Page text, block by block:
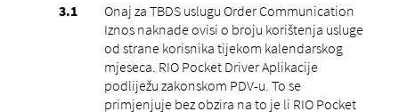
Onaj za TBDS uslugu Order Communication
Iznos naknade ovisi o broju korištenja usluge
od strane korisnika tijekom kalendarskog
mjeseca. RIO Pocket Driver Aplikacije
podliježu zakonskom PDV-u. To se
primjenjuje bez obzira na to je li RIO Pocket